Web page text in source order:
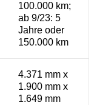
100.000 km;
ab 9/23: 5
Jahre oder
150.000 km
4.371 mm x
1.900 mm x
1.649 mm